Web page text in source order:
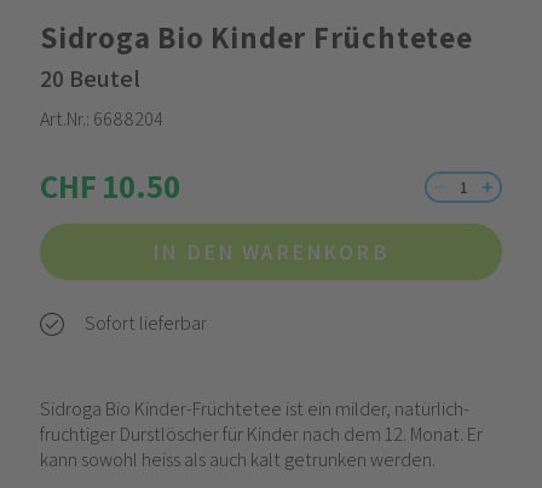
Sidroga Bio Kinder Früchtetee
20 Beutel
Art.Nr.: 6688204
CHF 10.50
IN DEN WARENKORB
Sofort lieferbar
Sidroga Bio Kinder-Früchtetee ist ein milder, natürlich-
fruchtiger Durstlöscher für Kinder nach dem 12. Monat. Er
kann sowohl heiss als auch kalt getrunken werden.